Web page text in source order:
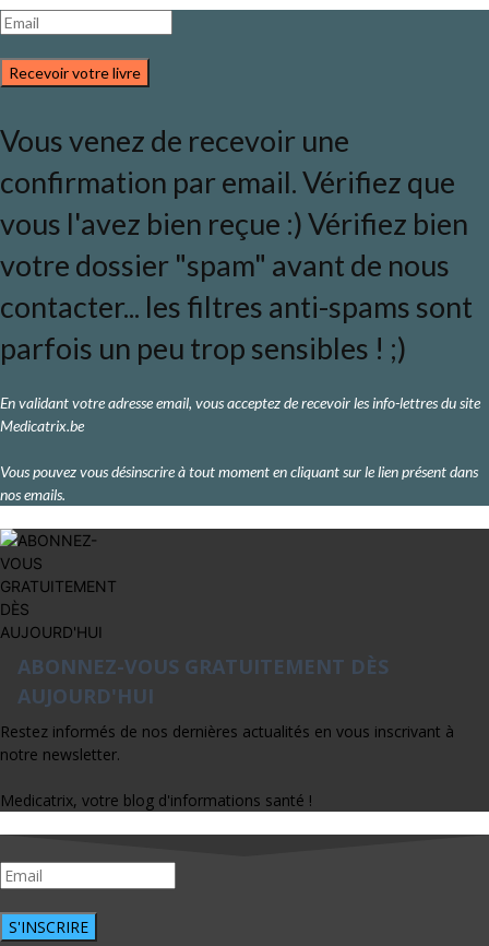
Recevoir votre livre
Vous venez de recevoir une
confirmation par email. Vérifiez que
vous l'avez bien reçue :) Vérifiez bien
votre dossier "spam" avant de nous
contacter... les filtres anti-spams sont
parfois un peu trop sensibles ! ;)
En validant votre adresse email, vous acceptez de recevoir les info-lettres du site
Medicatrix.be
Vous pouvez vous désinscrire à tout moment en cliquant sur le lien présent dans
nos emails.
ABONNEZ-VOUS GRATUITEMENT DÈS
AUJOURD'HUI
Restez informés de nos dernières actualités en vous inscrivant à
notre newsletter.
Medicatrix, votre blog d'informations santé !
S'INSCRIRE